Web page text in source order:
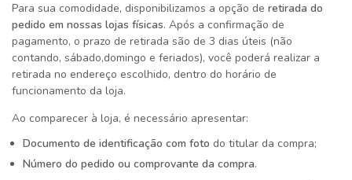
Para sua comodidade, disponibilizamos a opção de retirada do
pedido em nossas lojas físicas. Após a confirmação de
pagamento, o prazo de retirada são de 3 dias úteis (não
contando, sábado,domingo e feriados), você poderá realizar a
retirada no endereço escolhido, dentro do horário de
funcionamento da loja.
Ao comparecer à loja, é necessário apresentar:
Documento de identificação com foto do titular da compra;
Número do pedido ou comprovante da compra.